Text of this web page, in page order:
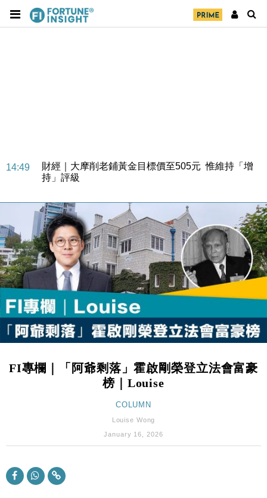
14:49
財經｜大摩削老鋪黃金目標價至505元 惟維持「增
持」評級
勞工一年
12:11
中國｜強颱風「白海豚」殘渦北上 上海取消逾900班
機
18:31
財經｜華僑銀行上半年淨利創新高 中期息增15%至
47仙
17:33
財經｜滙豐上調香港今年GDP預測至4.5% 看好貿易
及消費表現
16:47
本地｜假冒內地執法人員要求交「保證金」 43歲女子
損失近6900萬元
16:05
財經｜日經失守6.5萬點後回穩 全周仍升近2%
15:47
財經｜恒隆10月換帥 玩具「反」斗城亞洲CEO蔡德
財經｜韓股反覆波動收跌 連挫7周創逾3年最長跌勢
財經｜內地7月美元計價出口增近24%勝預期 貿易順
差達1125億美元
14:49
持」評級
FI專欄｜「阿爺剩落」霍啟剛榮登立法會富豪
榜｜Louise
COLUMN
Louise Wong
January 16, 2026